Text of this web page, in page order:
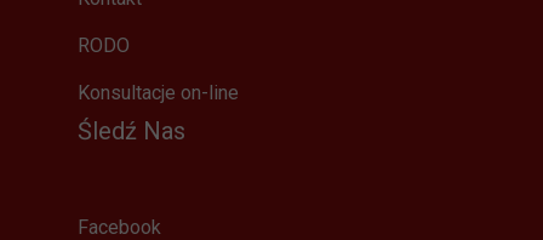
RODO
Konsultacje on-line
Śledź Nas
Facebook